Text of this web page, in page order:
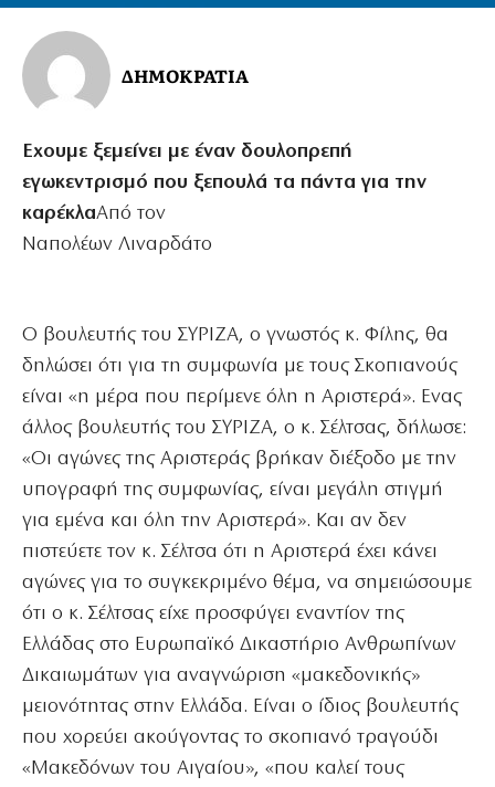
ΔΗΜΟΚΡΑΤΙΑ
Εχουμε ξεμείνει με έναν δουλοπρεπή
εγωκεντρισμό που ξεπουλά τα πάντα για την
καρέκλαΑπό τον
Ναπολέων Λιναρδάτο
Ο βουλευτής του ΣΥΡΙΖΑ, ο γνωστός κ. Φίλης, θα
δηλώσει ότι για τη συμφωνία με τους Σκοπιανούς
είναι «η μέρα που περίμενε όλη η Αριστερά». Ενας
άλλος βουλευτής του ΣΥΡΙΖΑ, ο κ. Σέλτσας, δήλωσε:
«Οι αγώνες της Αριστεράς βρήκαν διέξοδο με την
υπογραφή της συμφωνίας, είναι μεγάλη στιγμή
για εμένα και όλη την Αριστερά». Και αν δεν
πιστεύετε τον κ. Σέλτσα ότι η Αριστερά έχει κάνει
αγώνες για το συγκεκριμένο θέμα, να σημειώσουμε
ότι ο κ. Σέλτσας είχε προσφύγει εναντίον της
Ελλάδας στο Ευρωπαϊκό Δικαστήριο Ανθρωπίνων
Δικαιωμάτων για αναγνώριση «μακεδονικής»
μειονότητας στην Ελλάδα. Είναι ο ίδιος βουλευτής
που χορεύει ακούγοντας το σκοπιανό τραγούδι
«Μακεδόνων του Αιγαίου», «που καλεί τους